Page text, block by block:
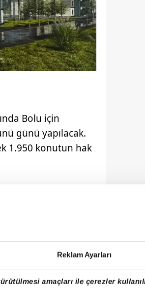
Reklam Ayarları
amaçları ile çerezler
Bolu için
günü yapılacak.
1.950 konutun hak